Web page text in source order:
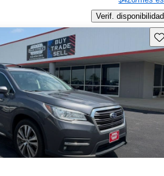
Verif. disponibilidad